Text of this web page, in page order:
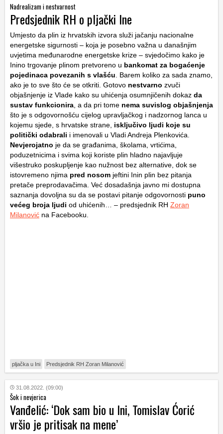
Nadrealizam i nestvarnost
Predsjednik RH o pljački Ine
Umjesto da plin iz hrvatskih izvora služi jačanju nacionalne
energetske sigurnosti – koja je posebno važna u današnjim
uvjetima međunarodne energetske krize – svjedočimo kako je
Inino trgovanje plinom pretvoreno u bankomat za bogaćenje
pojedinaca povezanih s vlašću . Barem koliko za sada znamo,
ako je to sve što će se otkriti. Gotovo nestvarno zvuči
objašnjenje iz Vlade kako su uhićenja osumnjičenih dokaz da
sustav funkcionira , a da pri tome nema suvislog objašnjenja
što je s odgovornošću cijelog upravljačkog i nadzornog lanca u
kojemu sjede, s hrvatske strane, isključivo ljudi koje su
politički odabrali i imenovali u Vladi Andreja Plenkovića.
Nevjerojatno je da se građanima, školama, vrtićima,
poduzetnicima i svima koji koriste plin hladno najavljuje
višestruko poskupljenje kao nužnost bez alternative, dok se
istovremeno njima pred nosom jeftini Inin plin bez pitanja
pretače preprodavačima. Već dosadašnja javno mi dostupna
saznanja dovoljna su da se postavi pitanje odgovornosti puno
većeg broja ljudi od uhićenih… – predsjednik RH Zoran
Milanović na Facebooku.
pljačka u Ini Predsjednik RH Zoran Milanović
31.08.2022. (09:00)
Šok i nevjerica
Vanđelić: ‘Dok sam bio u Ini, Tomislav Ćorić
vršio je pritisak na mene’